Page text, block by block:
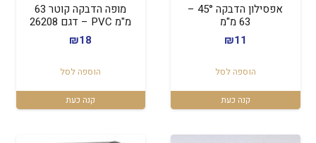
אפסילון הדבקה 45° –
63 מ"מ
₪11
הוספה לסל
קנה כעת
מופה הדבקה קוטר 63
מ"מ PVC – דגם 26208
₪18
הוספה לסל
קנה כעת